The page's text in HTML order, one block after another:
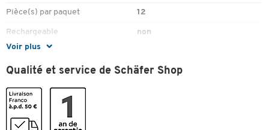
Voir plus
Pièce(s) par paquet 12
Rechargeable non
Trait
Type crayon
Couleurs
Coloris
Qualité et service de Schäfer Shop